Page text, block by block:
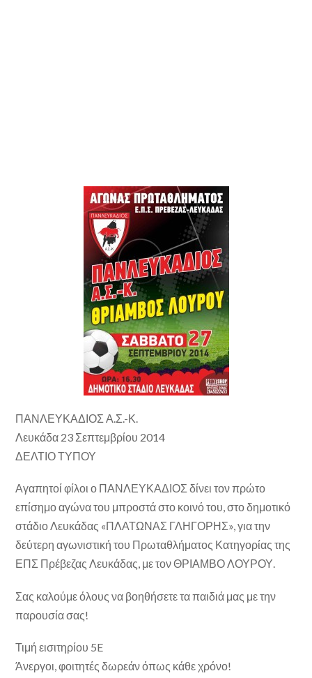
ΠΑΝΛΕΥΚΑΔΙΟΣ Α.Σ.-Κ.
Λευκάδα 23 Σεπτεμβρίου 2014
ΔΕΛΤΙΟ ΤΥΠΟΥ
Αγαπητοί φίλοι ο ΠΑΝΛΕΥΚΑΔΙΟΣ δίνει τον πρώτο
επίσημο αγώνα του μπροστά στο κοινό του, στο δημοτικό
στάδιο Λευκάδας «ΠΛΑΤΩΝΑΣ ΓΛΗΓΟΡΗΣ», για την
δεύτερη αγωνιστική του Πρωταθλήματος Κατηγορίας της
ΕΠΣ Πρέβεζας Λευκάδας, με τον ΘΡΙΑΜΒΟ ΛΟΥΡΟΥ.
Σας καλούμε όλους να βοηθήσετε τα παιδιά μας με την
παρουσία σας!
Τιμή εισιτηρίου 5E
Άνεργοι, φοιτητές δωρεάν όπως κάθε χρόνο!